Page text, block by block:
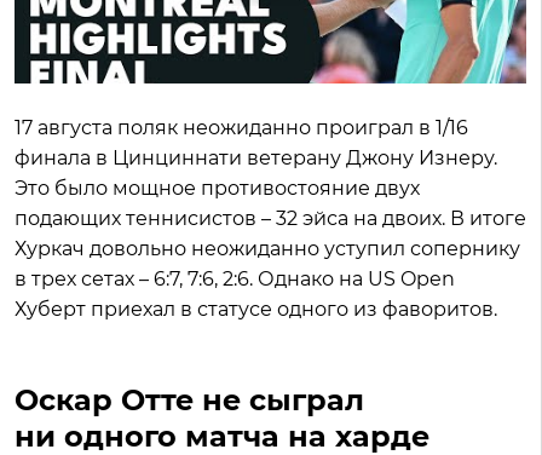
17 августа поляк неожиданно проиграл в 1/16
финала в Цинциннати ветерану Джону Изнеру.
Это было мощное противостояние двух
подающих теннисистов – 32 эйса на двоих. В итоге
Хуркач довольно неожиданно уступил сопернику
в трех сетах – 6:7, 7:6, 2:6. Однако на US Open
Хуберт приехал в статусе одного из фаворитов.
Оскар Отте не сыграл
ни одного матча на харде